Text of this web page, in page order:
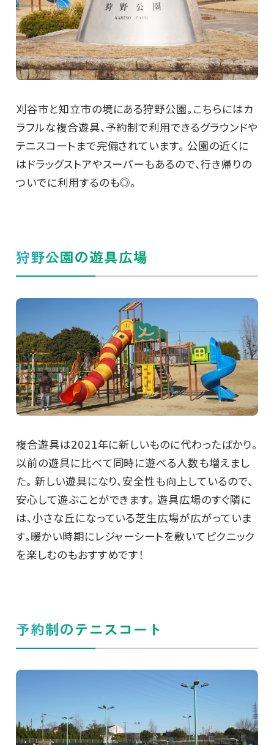
刈谷市と知立市の境にある狩野公園。こちらにはカ
ラフルな複合遊具、予約制で利用できるグラウンドや
テニスコートまで完備されています。 公園の近くに
はドラッグストアやスーパーもあるので、行き帰りの
ついでに利用するのも◎。
狩野公園の遊具広場
複合遊具は2021年に新しいものに代わったばかり。
以前の遊具に比べて同時に遊べる人数も増えまし
た。 新しい遊具になり、安全性も向上しているので、
安心して遊ぶことができます。 遊具広場のすぐ隣に
は、小さな丘になっている芝生広場が広がっていま
す。暖かい時期にレジャーシートを敷いてピクニック
を楽しむのもおすすめです！
予約制のテニスコート